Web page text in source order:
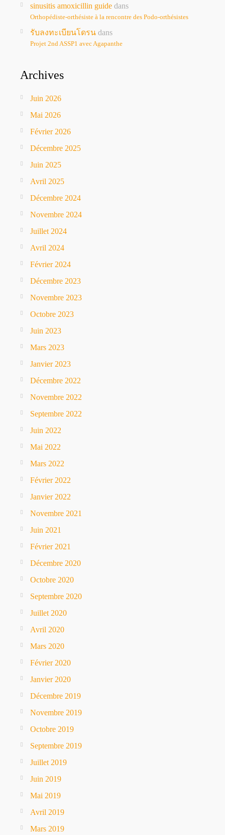
sinusitis amoxicillin guide dans
Orthopédiste-orthésiste à la rencontre des Podo-orthésistes
รับลงทะเบียนโดรน dans
Projet 2nd ASSP1 avec Agapanthe
Archives
Juin 2026
Mai 2026
Février 2026
Décembre 2025
Juin 2025
Avril 2025
Décembre 2024
Novembre 2024
Juillet 2024
Avril 2024
Février 2024
Décembre 2023
Novembre 2023
Octobre 2023
Juin 2023
Mars 2023
Janvier 2023
Décembre 2022
Novembre 2022
Septembre 2022
Juin 2022
Mai 2022
Mars 2022
Février 2022
Janvier 2022
Novembre 2021
Juin 2021
Février 2021
Décembre 2020
Octobre 2020
Septembre 2020
Juillet 2020
Avril 2020
Mars 2020
Février 2020
Janvier 2020
Décembre 2019
Novembre 2019
Octobre 2019
Septembre 2019
Juillet 2019
Juin 2019
Mai 2019
Avril 2019
Mars 2019